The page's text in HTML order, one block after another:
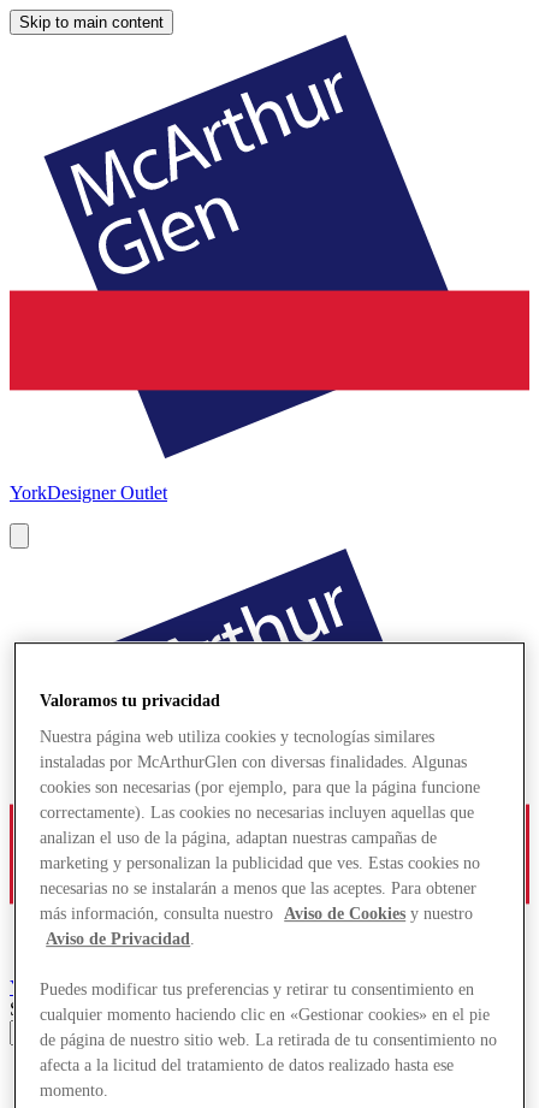
Skip to main content
YorkDesigner Outlet
YorkDesigner Outlet
Search input
Tiendas
Ofertas
Valoramos tu privacidad
Nuestra página web utiliza cookies y tecnologías similares
instaladas por McArthurGlen con diversas finalidades. Algunas
cookies son necesarias (por ejemplo, para que la página funcione
correctamente). Las cookies no necesarias incluyen aquellas que
analizan el uso de la página, adaptan nuestras campañas de
marketing y personalizan la publicidad que ves. Estas cookies no
necesarias no se instalarán a menos que las aceptes. Para obtener
más información, consulta nuestro
Aviso de Cookies y nuestro
Aviso de Privacidad
Puedes modificar tus preferencias y retirar tu consentimiento en
cualquier momento haciendo clic en «Gestionar cookies» en el pie
de página de nuestro sitio web. La retirada de tu consentimiento no
afecta a la licitud del tratamiento de datos realizado hasta ese
momento.